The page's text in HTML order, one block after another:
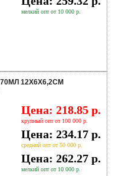
мелкий опт от 10 000 р.
12Х6Х6,2СМ
Цена: 218.85 р.
крупный опт от 100 000 р.
Цена: 234.17 р.
средний опт от 50 000 р.
Цена: 262.27 р.
мелкий опт от 10 000 р.